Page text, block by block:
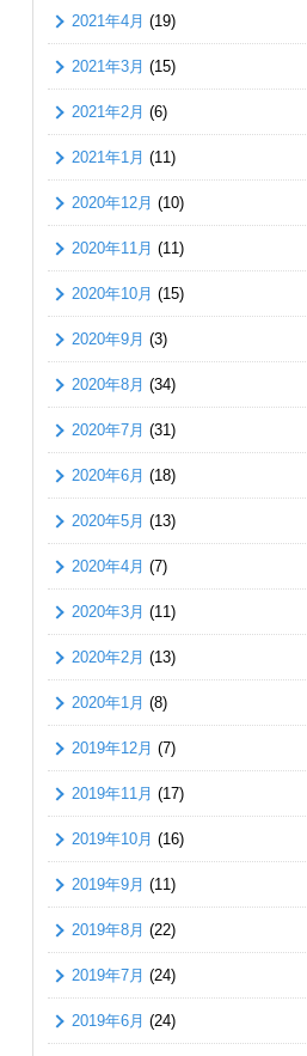
2021年4月 (19)
2021年3月 (15)
2021年2月 (6)
2021年1月 (11)
2020年12月 (10)
2020年11月 (11)
2020年10月 (15)
2020年9月 (3)
2020年8月 (34)
2020年7月 (31)
2020年6月 (18)
2020年5月 (13)
2020年4月 (7)
2020年3月 (11)
2020年2月 (13)
2020年1月 (8)
2019年12月 (7)
2019年11月 (17)
2019年10月 (16)
2019年9月 (11)
2019年8月 (22)
2019年7月 (24)
2019年6月 (24)